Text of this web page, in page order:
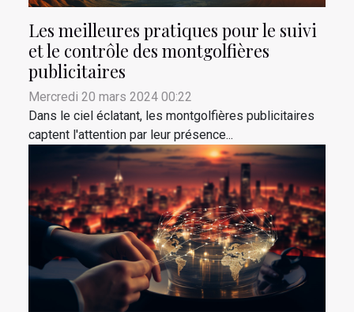
Les meilleures pratiques pour le suivi
et le contrôle des montgolfières
publicitaires
Mercredi 20 mars 2024 00:22
Dans le ciel éclatant, les montgolfières publicitaires
captent l'attention par leur présence...